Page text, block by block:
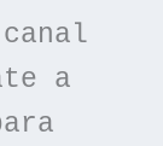
a